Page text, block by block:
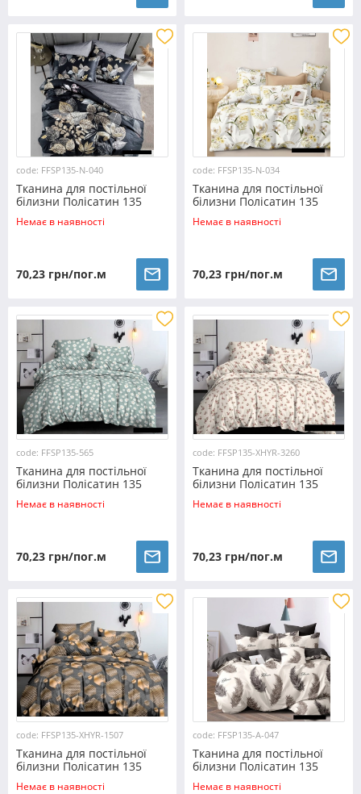
code: FFSP135-N-040
Тканина для постільної
білизни Полісатин 135
SP135-N-040 (60м)
Немає в наявності
70,23 грн/пог.м
code: FFSP135-N-034
Тканина для постільної
білизни Полісатин 135
SP135-N-034 (60м)
Немає в наявності
70,23 грн/пог.м
code: FFSP135-565
Тканина для постільної
білизни Полісатин 135
SP135-565 (60м)
Немає в наявності
70,23 грн/пог.м
code: FFSP135-XHYR-3260
Тканина для постільної
білизни Полісатин 135
SP135-XHYR-3260 (60м)
Немає в наявності
70,23 грн/пог.м
code: FFSP135-XHYR-1507
Тканина для постільної
білизни Полісатин 135
SP135-XHYR-1507 (60м)
Немає в наявності
code: FFSP135-A-047
Тканина для постільної
білизни Полісатин 135
SP135-A-047 (60м)
Немає в наявності